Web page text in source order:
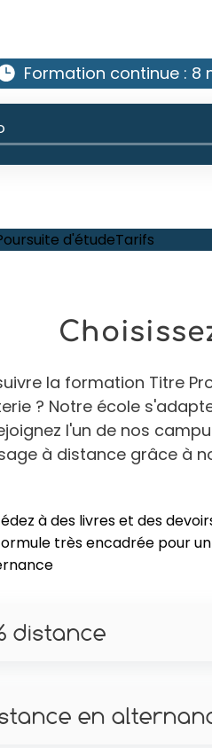
Formation continue : 8
d'étudeTarifs
la formation Titre
? Notre école
l'un de nos
à distance grâce à
à des livres et des
très encadrée pour
distance
en